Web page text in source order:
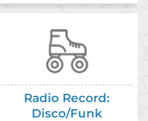
Radio Record:
Disco/Funk